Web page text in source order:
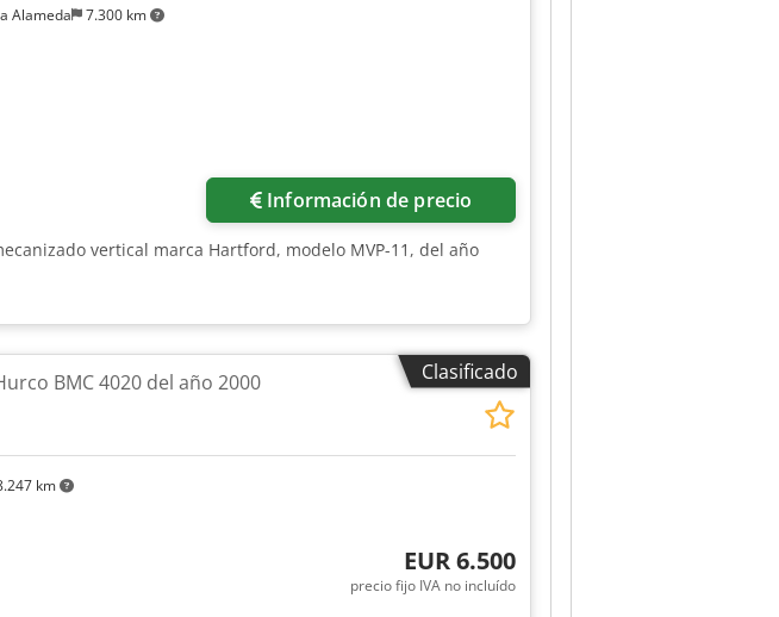
Alameda 7.300 km
Información de precio
vertical marca Hartford, modelo MVP-11, del año
Clasificado
km
BMC 4020 del año 2000
EUR 6.500
precio fijo IVA no incluído